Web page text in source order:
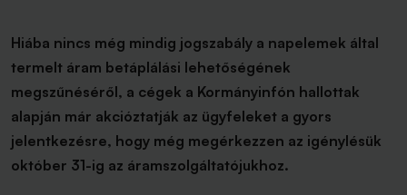
Hiába nincs még mindig jogszabály a napelemek által
termelt áram betáplálási lehetőségének
megszűnéséről, a cégek a Kormányinfón hallottak
alapján már akcióztatják az ügyfeleket a gyors
jelentkezésre, hogy még megérkezzen az igénylésük
október 31-ig az áramszolgáltatójukhoz.